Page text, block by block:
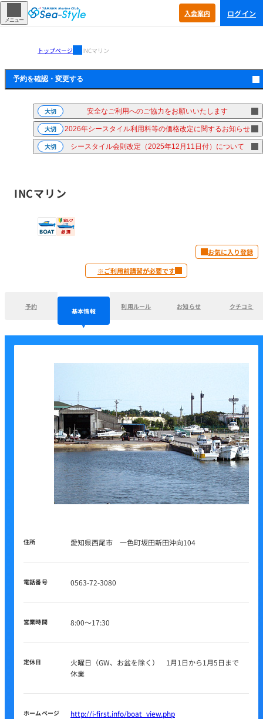
メニュー
入会案内 ログイン
トップページ INCマリン
予約を確認・ 変更する
大切 安全なご利用へのご協力をお願いいたします
大切 2026年シースタイル利用料等の価格改定に関するお知らせ
大切 シースタイル会則改定（2025年12月11日付）について
INCマリン
お気に入り登録
※ご利用前講習が必要です
予約
基本情報
利用ルール お知らせ クチコミ
住所 愛知県西尾市 一色町坂田新田沖向104
電話番号 0563-72-3080
営業時間 8:00～17:30
定休日
火曜日（GW、お盆を除く） 1月1日から1月5日まで
休業
ホームページ http://i-first.info/boat_view.php